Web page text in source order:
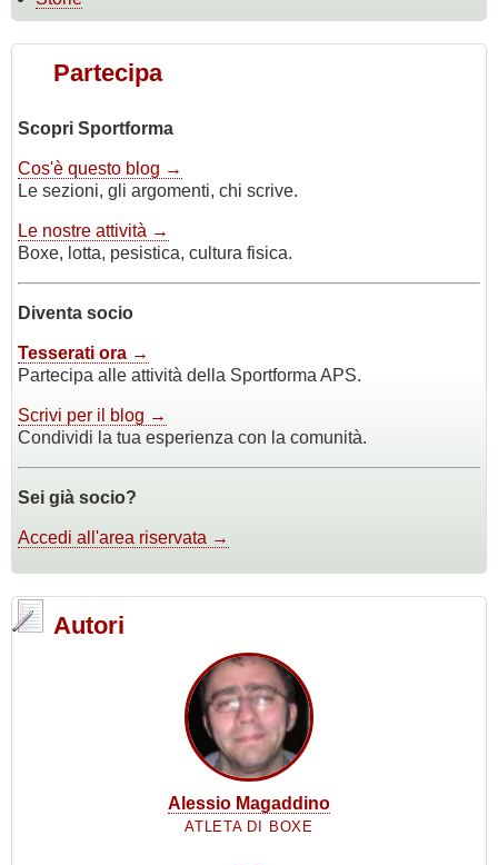
Partecipa
Scopri Sportforma
Cos'è questo blog →
Le sezioni, gli argomenti, chi scrive.
Le nostre attività →
Boxe, lotta, pesistica, cultura fisica.
Diventa socio
Tesserati ora →
Partecipa alle attività della Sportforma APS.
Scrivi per il blog →
Condividi la tua esperienza con la comunità.
Sei già socio?
Accedi all'area riservata →
Autori
Alessio Magaddino
ATLETA DI BOXE